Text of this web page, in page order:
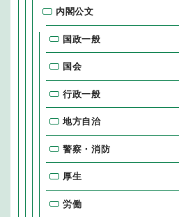
内閣公文
国政一般
国会
行政一般
地方自治
警察・消防
厚生
労働